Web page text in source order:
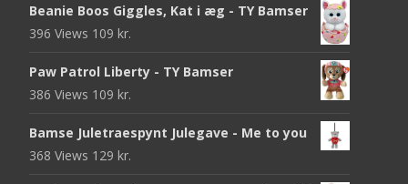
Beanie Boos Giggles, Kat i æg - TY Bamser
396 Views 109 kr.
Paw Patrol Liberty - TY Bamser
386 Views 109 kr.
Bamse Juletraespynt Julegave - Me to you
368 Views 129 kr.